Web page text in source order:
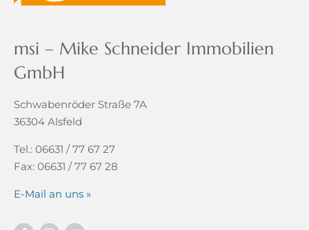
msi – Mike Schneider Immobilien
GmbH
Schwabenröder Straße 7A
36304 Alsfeld
Tel.: 06631 / 77 67 27
Fax: 06631 / 77 67 28
E-Mail an uns »